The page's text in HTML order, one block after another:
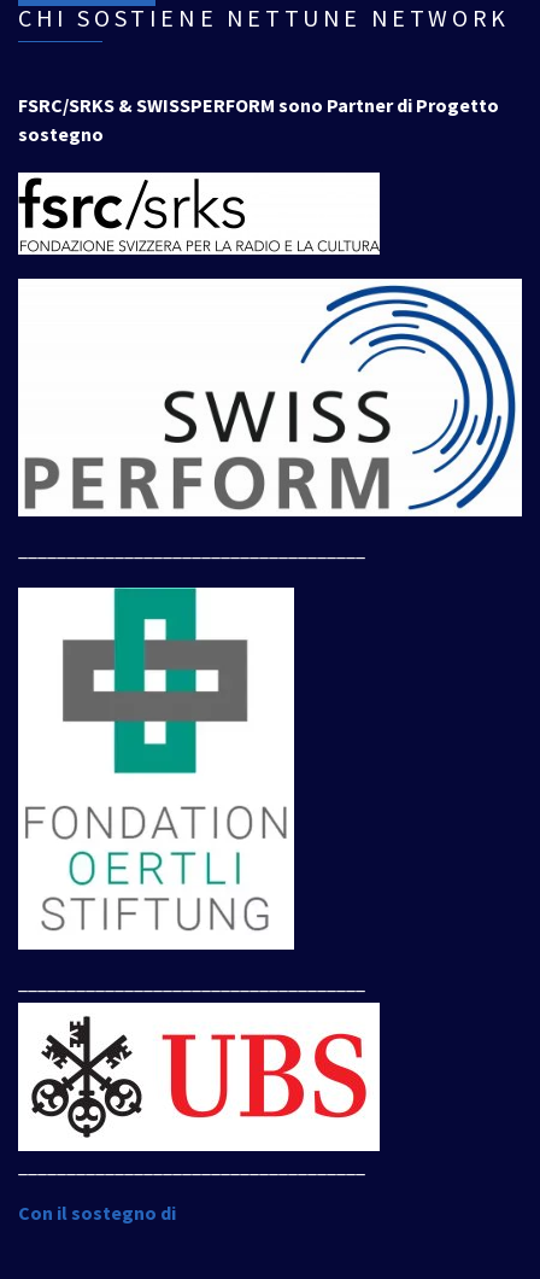
CHI SOSTIENE NETTUNE NETWORK
FSRC/SRKS & SWISSPERFORM sono Partner di Progetto
sostegno
Con il sostegno di